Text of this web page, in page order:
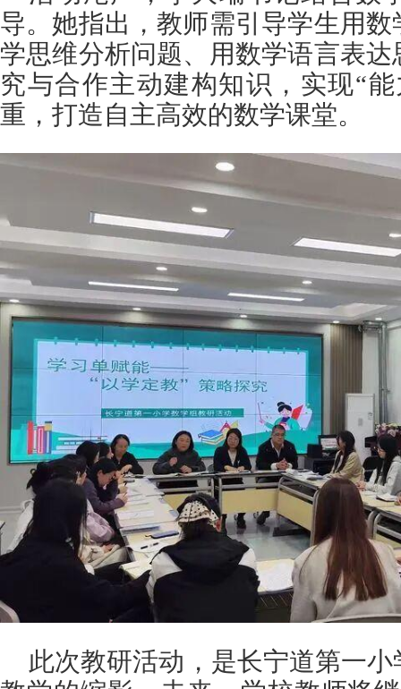
导。她指出，教师需引导学生用
学思维分析问题、用数学语言表
究与合作主动建构知识，实现“
重，打造自主高效的数学课堂。
此次教研活动，是长宁道第一